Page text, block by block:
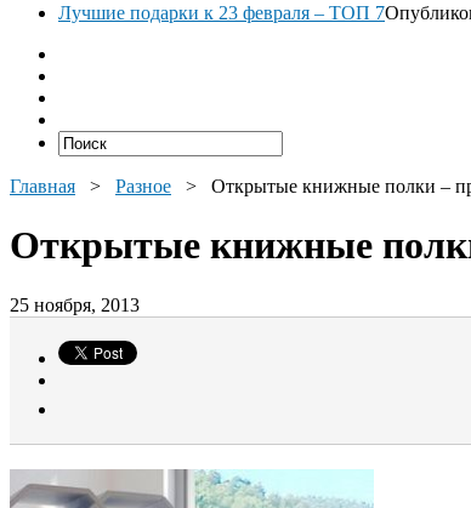
Лучшие подарки к 23 февраля – ТОП 7
Главная > Разное > Открытые книжные полки –
Открытые книжные полки
25 ноября, 2013